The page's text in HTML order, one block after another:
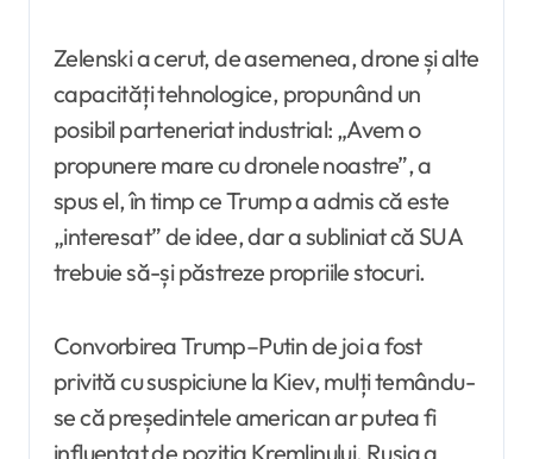
Zelenski a cerut, de asemenea, drone și alte
capacități tehnologice, propunând un
posibil parteneriat industrial: „Avem o
propunere mare cu dronele noastre”, a
spus el, în timp ce Trump a admis că este
„interesat” de idee, dar a subliniat că SUA
trebuie să-și păstreze propriile stocuri.
Convorbirea Trump–Putin de joi a fost
privită cu suspiciune la Kiev, mulți temându-
se că președintele american ar putea fi
influențat de poziția Kremlinului. Rusia a